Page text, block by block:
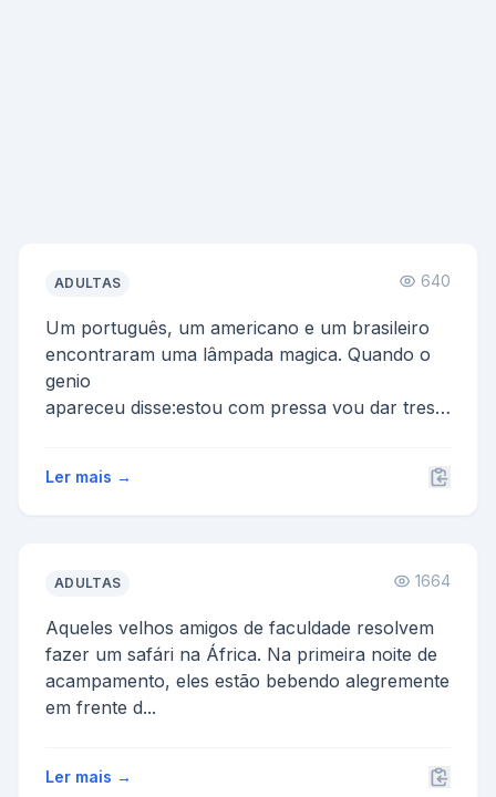
ADULTAS 640
Um português, um americano e um brasileiro
encontraram uma lâmpada magica. Quando o
genio
apareceu disse:estou com pressa vou dar tres
Ler mais →
ADULTAS 1664
Aqueles velhos amigos de faculdade resolvem
fazer um safári na África. Na primeira noite de
acampamento, eles estão bebendo alegremente
em frente d...
Ler mais →